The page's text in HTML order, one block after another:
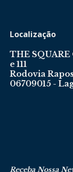
Localização
THE SQUARE
e 111
Rodovia
06709015 -
Receba Nossa